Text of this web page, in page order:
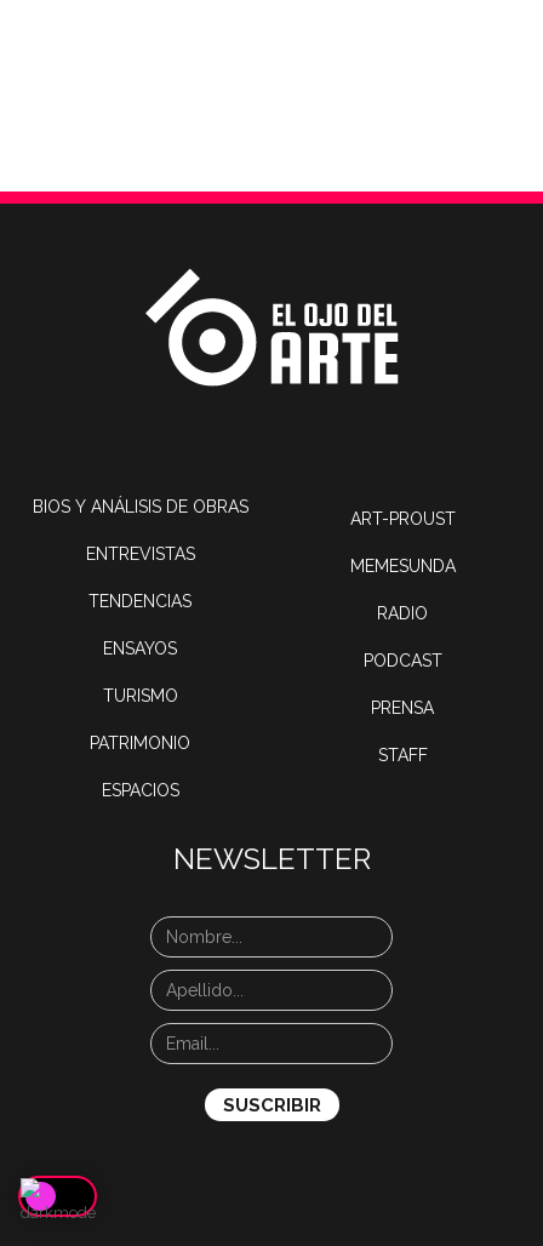
BIOS Y ANÁLISIS DE OBRAS
ENTREVISTAS
TENDENCIAS
ENSAYOS
TURISMO
PATRIMONIO
ESPACIOS
ART-PROUST
MEMESUNDA
RADIO
PODCAST
PRENSA
STAFF
NEWSLETTER